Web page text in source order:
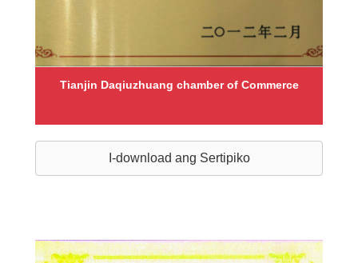
Tianjin Daqiuzhuang chamber of Commerce
I-download ang Sertipiko